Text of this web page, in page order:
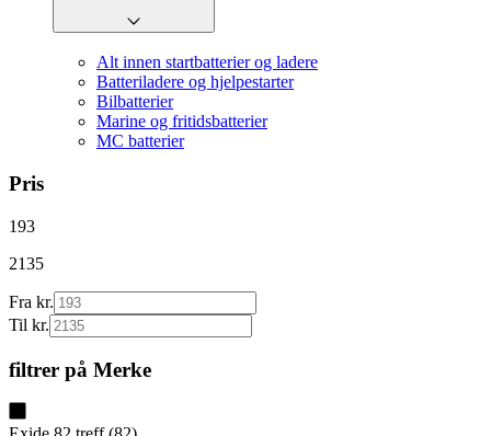
Alt innen startbatterier og ladere
Batteriladere og hjelpestarter
Bilbatterier
Marine og fritidsbatterier
MC batterier
Pris
193
2135
Fra kr.
Til kr.
filtrer på Merke